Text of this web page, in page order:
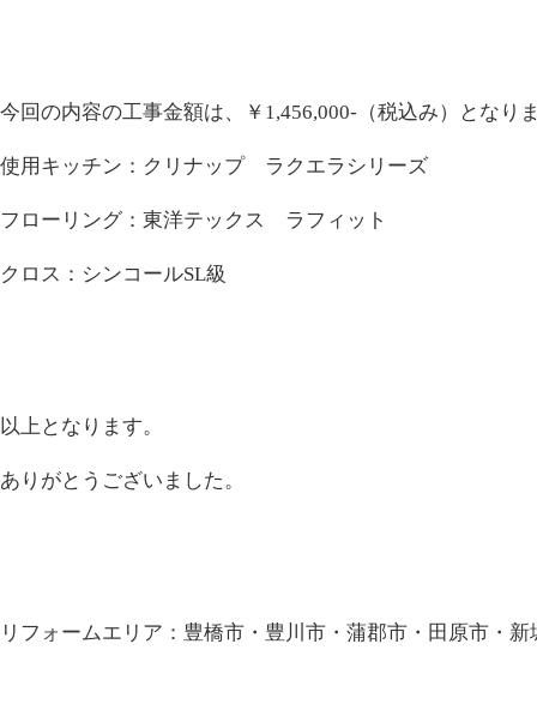
今回の内容の工事金額は、￥1,456,000-（税込み）となり
使用キッチン：クリナップ ラクエラシリーズ
フローリング：東洋テックス ラフィット
クロス：シンコールSL級
以上となります。
ありがとうございました。
リフォームエリア：豊橋市・豊川市・蒲郡市・田原市・新